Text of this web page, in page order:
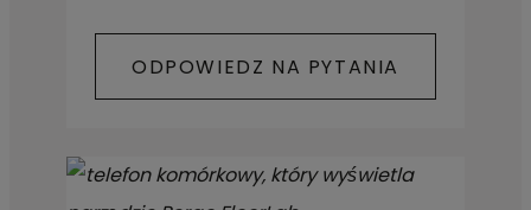
ODPOWIEDZ NA PYTANIA